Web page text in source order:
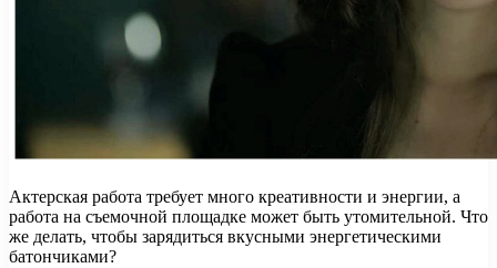
Актерская работа требует много креативности и энергии, а
работа на съемочной площадке может быть утомительной. Что
же делать, чтобы зарядиться вкусными энергетическими
батончиками?